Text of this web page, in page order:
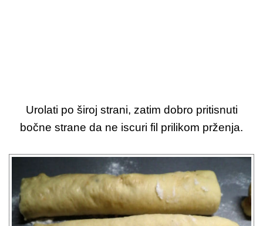
Urolati po široj strani, zatim dobro pritisnuti
bočne strane da ne iscuri fil prilikom prženja.